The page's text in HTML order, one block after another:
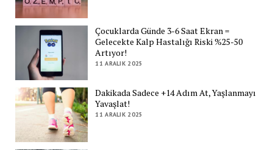
Çocuklarda Günde 3-6 Saat Ekran =
Gelecekte Kalp Hastalığı Riski %25-50
Artıyor!
11 ARALIK 2025
Dakikada Sadece +14 Adım At, Yaşlanmayı
Yavaşlat!
11 ARALIK 2025